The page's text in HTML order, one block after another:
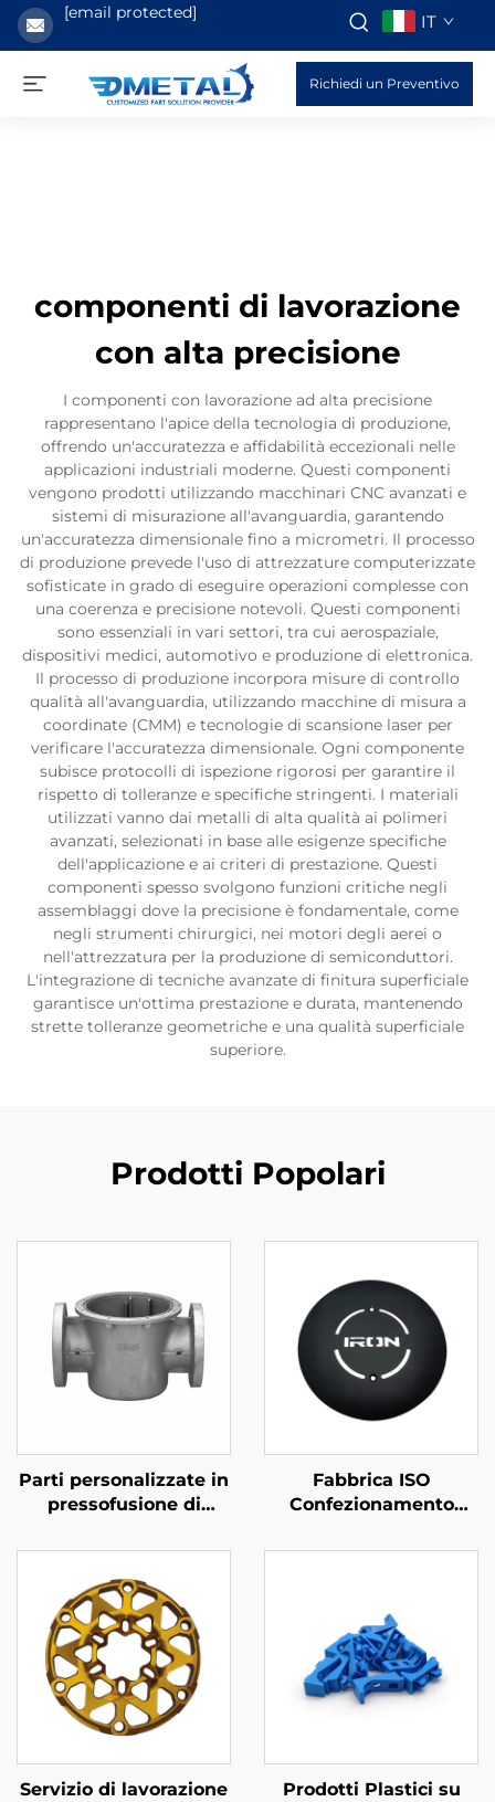
[email protected] IT
Richiedi un Preventivo
componenti di lavorazione
con alta precisione
I componenti con lavorazione ad alta precisione
rappresentano l'apice della tecnologia di produzione,
offrendo un'accuratezza e affidabilità eccezionali nelle
applicazioni industriali moderne. Questi componenti
vengono prodotti utilizzando macchinari CNC avanzati e
sistemi di misurazione all'avanguardia, garantendo
un'accuratezza dimensionale fino a micrometri. Il processo
di produzione prevede l'uso di attrezzature computerizzate
sofisticate in grado di eseguire operazioni complesse con
una coerenza e precisione notevoli. Questi componenti
sono essenziali in vari settori, tra cui aerospaziale,
dispositivi medici, automotivo e produzione di elettronica.
Il processo di produzione incorpora misure di controllo
qualità all'avanguardia, utilizzando macchine di misura a
coordinate (CMM) e tecnologie di scansione laser per
verificare l'accuratezza dimensionale. Ogni componente
subisce protocolli di ispezione rigorosi per garantire il
rispetto di tolleranze e specifiche stringenti. I materiali
utilizzati vanno dai metalli di alta qualità ai polimeri
avanzati, selezionati in base alle esigenze specifiche
dell'applicazione e ai criteri di prestazione. Questi
componenti spesso svolgono funzioni critiche negli
assemblaggi dove la precisione è fondamentale, come
negli strumenti chirurgici, nei motori degli aerei o
nell'attrezzatura per la produzione di semiconduttori.
L'integrazione di tecniche avanzate di finitura superficiale
garantisce un'ottima prestazione e durata, mantenendo
strette tolleranze geometriche e una qualità superficiale
superiore.
Prodotti Popolari
Parti personalizzate in
pressofusione di
Fabbrica ISO
Confezionamento
Personalizzato Acciaio
Servizio di lavorazione
Prodotti Plastici su